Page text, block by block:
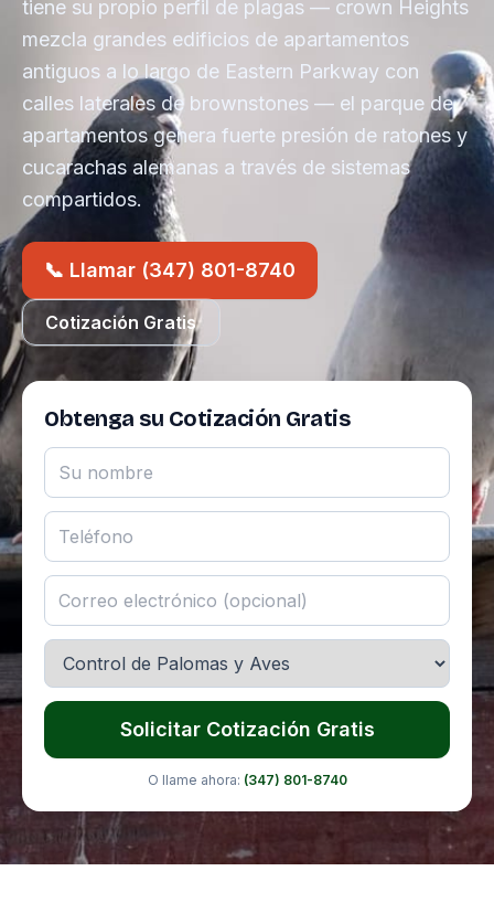
tiene su propio perfil de plagas — crown Heights
mezcla grandes edificios de apartamentos
antiguos a lo largo de Eastern Parkway con
calles laterales de brownstones — el parque de
apartamentos genera fuerte presión de ratones y
cucarachas alemanas a través de sistemas
compartidos.
📞 Llamar (347) 801-8740
Cotización Gratis
Obtenga su Cotización Gratis
Solicitar Cotización Gratis
O llame ahora: (347) 801-8740